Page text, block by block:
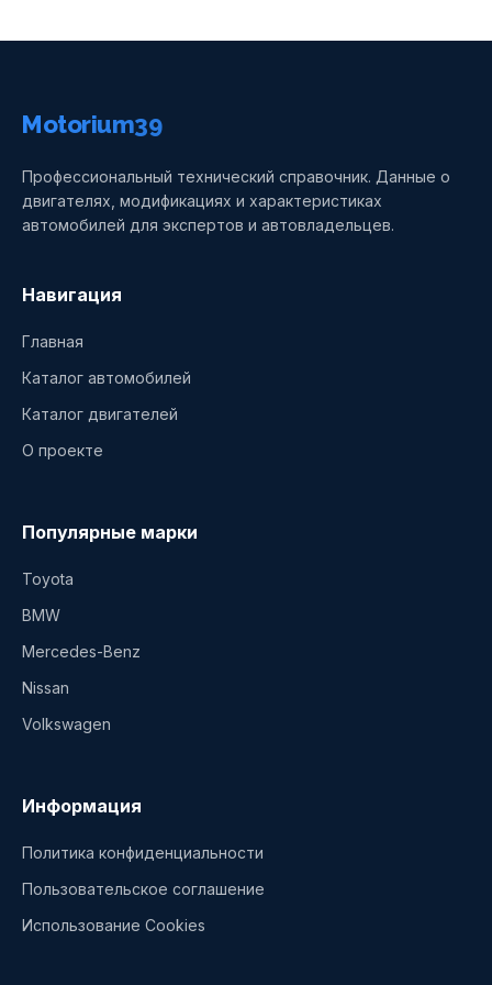
Motorium39
Профессиональный технический справочник. Данные о
двигателях, модификациях и характеристиках
автомобилей для экспертов и автовладельцев.
Навигация
Главная
Каталог автомобилей
Каталог двигателей
О проекте
Популярные марки
Toyota
BMW
Mercedes-Benz
Nissan
Volkswagen
Информация
Политика конфиденциальности
Пользовательское соглашение
Использование Cookies